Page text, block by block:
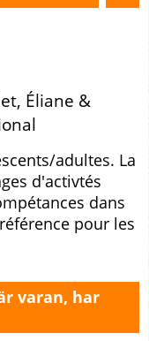
Éliane &
adultes. La
d'activtés
dans
pour les
varan, har